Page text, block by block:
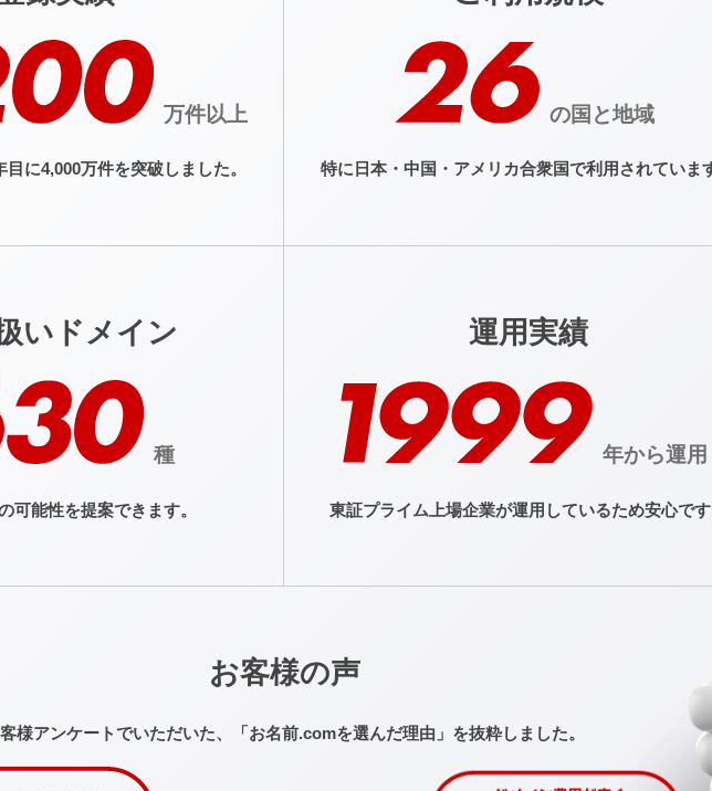
万件以上
目に4,000万件を突破しました。
の国と地域
特に日本・中国・アメリカ合衆国で利用されていま
いドメイン
種
可能性を提案できます。
運用実績
年から運用
東証プライム上場企業が運用しているため安心です
お客様の声
様アンケートでいただいた、 「お名前.comを選んだ理由」を抜粋しました。